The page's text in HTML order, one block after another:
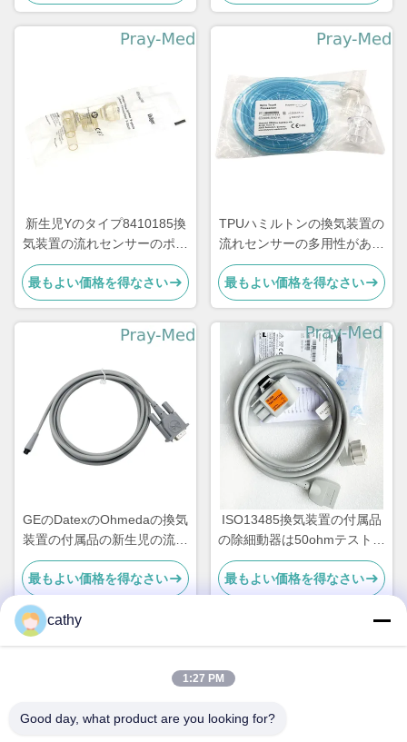
新生児Yのタイプ8410185換
気装置の流れセンサーのポリ
カーボネート
最もよい価格を得なさい
TPUハミルトンの換気装置の
流れセンサーの多用性がある
麻酔機械
最もよい価格を得なさい
GEのDatexのOhmedaの換気
装置の付属品の新生児の流れ
センサー ケーブル2.4m
最もよい価格を得なさい
ISO13485換気装置の付属品
の除細動器は50ohmテスト負
荷が付いているケーブルにパ
ッドを入れる
最もよい価格を得なさい
アドレス
cathy
1:27 PM
Good day, what product are you looking for?